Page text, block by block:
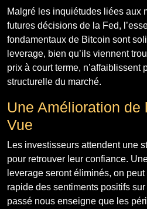
Malgré les inquiétudes liées aux
futures décisions de la Fed,
fondamentaux de Bitcoin sont
leverage, bien qu’ils viennent
prix à court terme, n’affaiblissent
structurelle du marché.
Une Amélioration de
Vue
Les investisseurs attendent une
pour retrouver leur confiance.
leverage seront éliminés, on
rapide des sentiments positifs
passé nous enseigne que les